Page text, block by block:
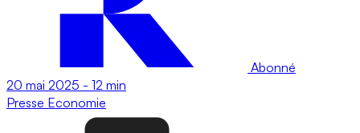
Abonné
20 mai 2025 - 12 min
Presse Economie